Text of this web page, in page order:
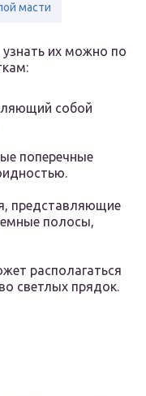
масти
их можно по
собой
поперечные
представляющие
полосы,
располагаться
светлых прядок.